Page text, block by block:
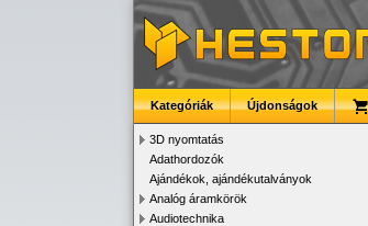
Kategóriák Újdonságok
3D nyomtatás
Adathordozók
Ajándékok, ajándékutalványok
Analóg áramkörök
Audiotechnika